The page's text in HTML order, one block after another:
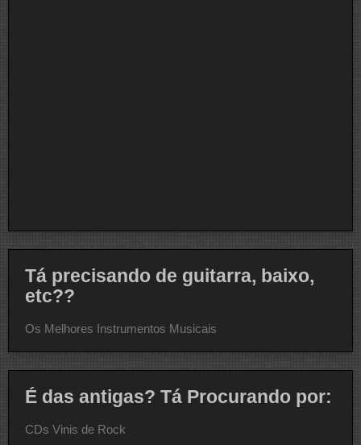
Tá precisando de guitarra, baixo,
etc??
Os Melhores Instrumentos Musicais
É das antigas? Tá Procurando por:
CDs Vinis de Rock